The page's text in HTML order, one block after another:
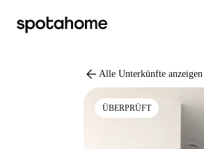
arrow_back Alle Unterkünfte anzeigen
ÜBERPRÜFT